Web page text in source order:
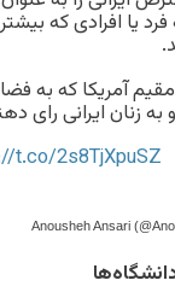
یا افرادی که
مقیم آمریکا که به
زنان ایرانی رای
t.co/2s8TjXpuSZ